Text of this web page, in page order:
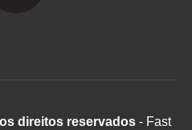
direitos reservados- Fast